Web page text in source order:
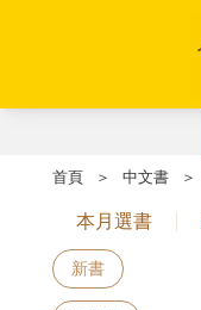
首頁 ＞ 中文書 ＞
本月選書
新書